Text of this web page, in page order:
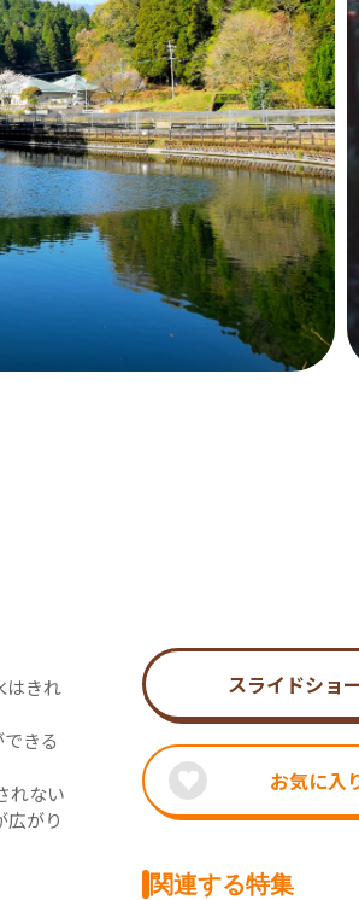
はきれ
きる
れない
がり
スライドショ
お気に入
関連する特集